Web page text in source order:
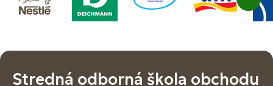
Stredná odborná škola obchodu